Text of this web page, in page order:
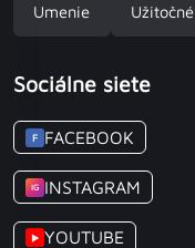
Umenie Užitočné
Sociálne siete
F FACEBOOK
IG INSTAGRAM
▶ YOUTUBE